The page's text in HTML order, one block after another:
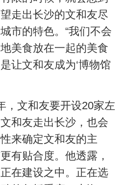
走出长沙的文和友尽
市的特色。“我们不会
美食放在一起的美食
让文和友成为‘博物馆
，文和友要开设20家左
和友走出长沙，也会
来确定文和友的主
有贴合度。他透露，
在建设之中。正在选